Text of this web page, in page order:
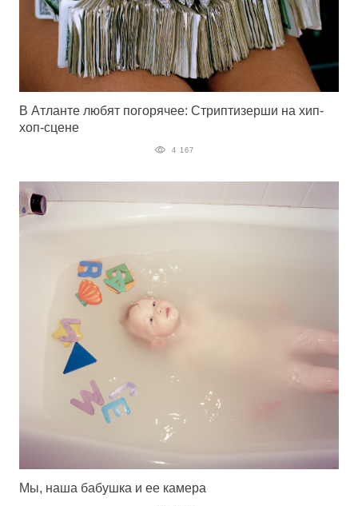
В Атланте любят погорячее: Стриптизерши на хип-
хоп-сцене
4 167
Мы, наша бабушка и ее камера